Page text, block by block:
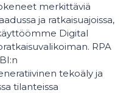
merkittäviä
ja ratkaisuajoissa,
Digital
RPA
tekoäly ja
tilanteissa